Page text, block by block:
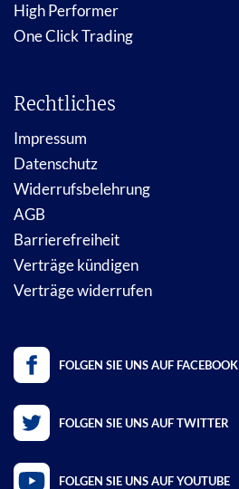
High Performer
One Click Trading
Rechtliches
Impressum
Datenschutz
Widerrufsbelehrung
AGB
Barrierefreiheit
Verträge kündigen
Verträge widerrufen
FOLGEN SIE UNS AUF FACEBOOK
FOLGEN SIE UNS AUF TWITTER
FOLGEN SIE UNS AUF YOUTUBE